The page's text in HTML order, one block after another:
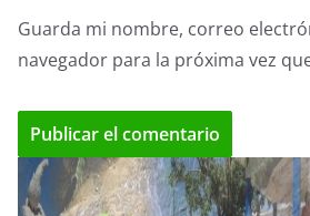
Guarda mi nombre, correo
navegador para la próxima vez